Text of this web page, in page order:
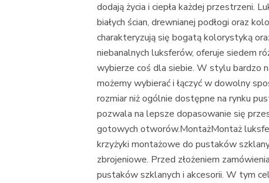
dodają życia i ciepła każdej przestrzeni.
białych ścian, drewnianej podłogi oraz
charakteryzują się bogatą kolorystyką
niebanalnych luksferów, oferuje siedem
wybierze coś dla siebie. W stylu bardzo
możemy wybierać i łączyć w dowolny
rozmiar niż ogólnie dostępne na rynku
pozwala na lepsze dopasowanie się
gotowych otworów.MontażMontaż
krzyżyki montażowe do pustaków
zbrojeniowe. Przed złożeniem
pustaków szklanych i akcesorii. W tym